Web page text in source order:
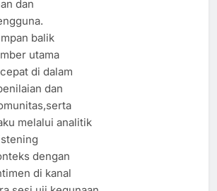
dan
balik
utama
di dalam
dan
melalui analitik
dengan
di kanal